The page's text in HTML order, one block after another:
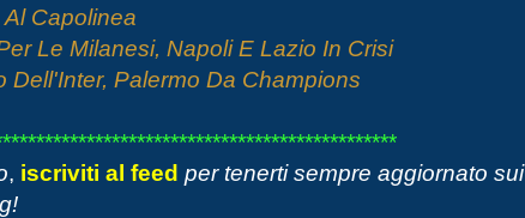
Capolinea
Le Milanesi, Napoli E Lazio In Crisi
Dell'Inter, Palermo Da Champions
, iscriviti al feed per tenerti sempre aggiornato sui